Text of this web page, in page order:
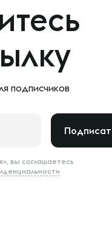
подписчиков
вы соглашаетесь